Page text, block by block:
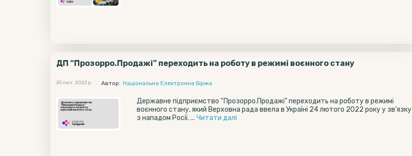
ДП “Прозорро.Продажі” переходить на роботу в режимі воєнного стану
25 лют. 2022 р. Автор: Національна Електронна Біржа
Державне підприємство “Прозорро.Продажі” переходить на роботу в режимі
воєнного стану, який Верховна рада ввела в Україні 24 лютого 2022 року у зв’язку
з нападом Росії. ... Читати далi